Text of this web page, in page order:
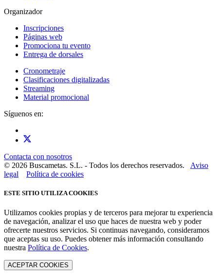
Organizador
Inscripciones
Páginas web
Promociona tu evento
Entrega de dorsales
Cronometraje
Clasificaciones digitalizadas
Streaming
Material promocional
Síguenos en:
Contacta con nosotros
© 2026 Buscametas. S.L. - Todos los derechos reservados. Aviso
legal
Política de cookies
ESTE SITIO UTILIZA COOKIES
Utilizamos cookies propias y de terceros para mejorar tu experiencia
de navegación, analizar el uso que haces de nuestra web y poder
ofrecerte nuestros servicios. Si continuas navegando, consideramos
que aceptas su uso. Puedes obtener más información consultando
nuestra Política de Cookies.
ACEPTAR COOKIES